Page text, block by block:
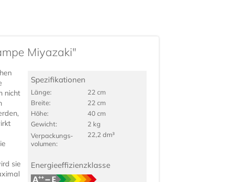
Miyazaki"
Spezifikationen
Länge:
22 cm
Breite:
22 cm
Höhe:
40 cm
Gewicht:
2 kg
Verpackungs­
volumen:
22,2 dm³
Energieeffizienzklasse
nicht
sie